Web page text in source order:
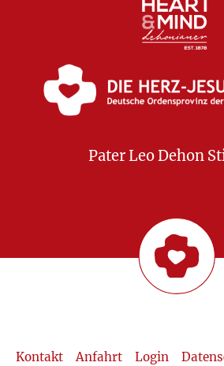
Pater Leo Dehon
Kontakt Anfahrt Login